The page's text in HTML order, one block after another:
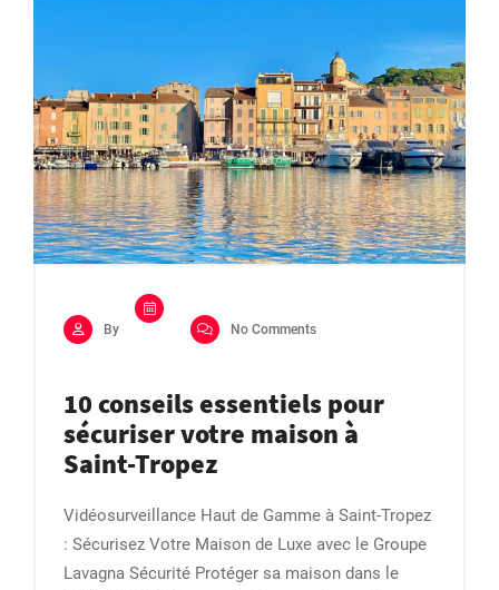
By No Comments
10 conseils essentiels pour
sécuriser votre maison à
Saint-Tropez
Vidéosurveillance Haut de Gamme à Saint-Tropez
: Sécurisez Votre Maison de Luxe avec le Groupe
Lavagna Sécurité Protéger sa maison dans le